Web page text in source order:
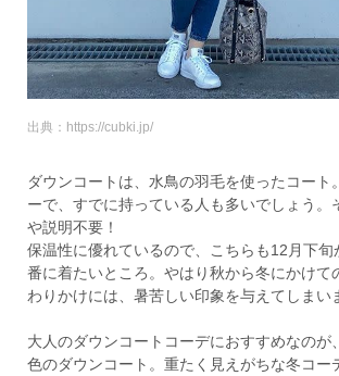
出典：https://cubki.jp/
ダウンコートは、水鳥の羽毛を使ったコート
ーで、すでに持っている人も多いでしょう。
や説明不要！
保温性に優れているので、こちらも12月下旬
番に着たいところ。やはり秋から冬にかけて
わりかけには、暑苦しい印象を与えてしまい
大人のダウンコートコーデにおすすめなのが
色のダウンコート。重たく見えがちな冬コー